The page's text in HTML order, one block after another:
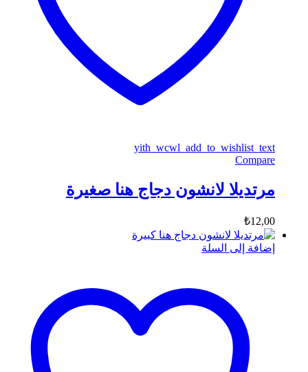
yith_wcwl_add_to_wishlist_text
Compare
مرتديلا لانشون دجاج هنا صغيرة
₺12,00
إضافة إلى السلة